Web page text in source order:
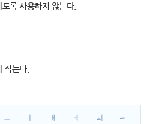
록 사용하지 않는다.
적는다.
ㅡ
ㅐ
ㅔ
ㅚ
ㅟ